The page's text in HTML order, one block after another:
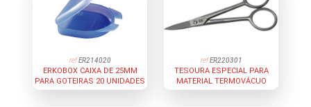
ref:ER214020
ERKOBOX CAIXA DE 25MM
PARA GOTEIRAS 20 UNIDADES
ref:ER220301
TESOURA ESPECIAL PARA
MATERIAL TERMOVÁCUO